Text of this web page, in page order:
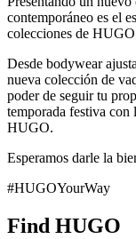
contemporáneo es el
colecciones de
Desde bodywear
nueva colección de
poder de seguir tu
temporada festiva con
HUGO.
Esperamos darle la
#HUGOYourWay
Find HUGO